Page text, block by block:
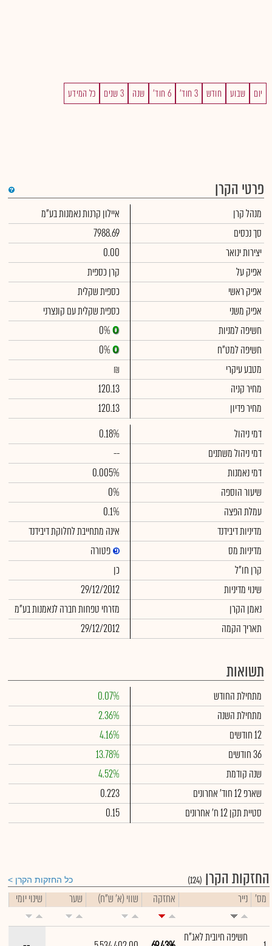
יום שבוע חודש 3 חוד' 6 חוד' שנה 3 שנים כל המידע
פרטי הקרן
מנהל קרן
איילון קרנות נאמנות בע"מ
סך נכסים
7988.69
יצירות ינואר
0.00
אפיק על
קרן כספית
אפיק ראשי
כספית שקלית
אפיק משני
כספית שקלית עם קונצרני
חשיפה למניות
0%
חשיפה למט"ח
0%
מטבע עיקרי
₪
מחיר קניה
120.13
מחיר פדיון
120.13
דמי ניהול
0.18%
דמי ניהול משתנים
--
דמי נאמנות
0.005%
שיעור הוספה
0%
עמלת הפצה
0.1%
מדיניות דיבידנד
אינה מתחייבת לחלוקת דיבידנד
מדיניות מס
פטורה
קרן חו"ל
כן
שינוי מדיניות
29/12/2012
נאמן הקרן
מזרחי טפחות חברה לנאמנות בע"מ
תאריך הקמה
29/12/2012
תשואות
מתחילת החודש
0.07%
מתחילת השנה
2.36%
12 חודשים
4.16%
36 חודשים
13.78%
שנה קודמת
4.52%
שארפ 12 חוד' אחרונים
0.223
סטיית תקן 12 ח' אחרונים
0.15
החזקות הקרן (124) כל החזקות הקרן
מס' נייר אחזקה שווי (א' ש"ח) שער שינוי יומי
חשיפה חיובית לאג"ח